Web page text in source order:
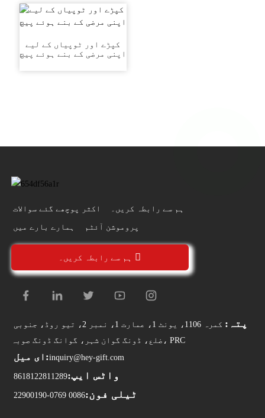
کپڑے اور ٹوپیاں کے لیے
اپنی مرضی کے بنے ہوئے پیچ
اکثر پوچھے گئے سوالات ہم سے رابطہ کریں۔
ہمارے بارے میں پروموشن آئٹم
ہم سے رابطہ کریں۔
پتہ:
کمرہ 1106، یونٹ 1، عمارت 1، نمبر 2، تیو روڈ، جنوبی
ضلع، ڈونگ گوان شہر، گوانگ ڈونگ صوبہ، PRC
ای میل:inquiry@hey-gift.com
واٹس ایپ:8618122811289
ٹیلی فون:0086 0769-22900190